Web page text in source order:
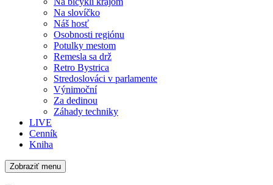
Na slovíčko
Náš hosť
Osobnosti regiónu
Potulky mestom
Remesla sa drž
Retro Bystrica
Stredoslováci v parlamente
Výnimoční
Za dedinou
Záhady techniky
LIVE
Cenník
Kniha
Zobraziť menu